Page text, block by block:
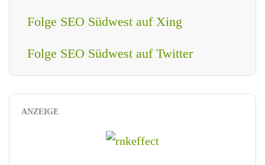
Folge SEO Südwest auf Xing
Folge SEO Südwest auf Twitter
ANZEIGE